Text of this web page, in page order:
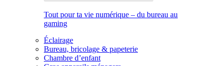
Tout pour ta vie numérique – du bureau au
gaming
Éclairage
Bureau, bricolage & papeterie
Chambre d’enfant